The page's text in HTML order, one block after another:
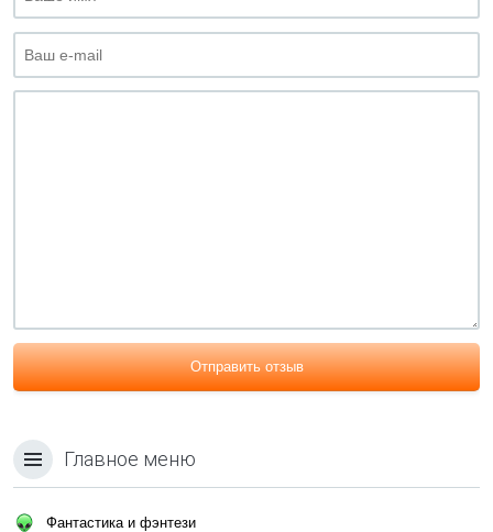
Отправить отзыв
Главное меню
Фантастика и фэнтези